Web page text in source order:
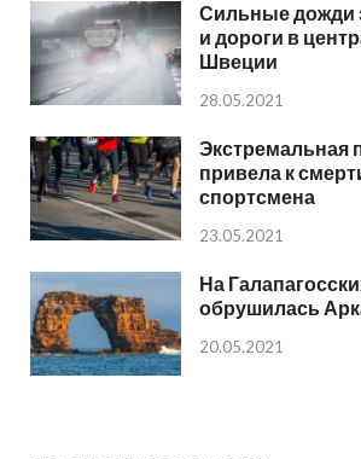
Сильные дожди
и дороги в
Швеции
28.05.2021
Экстремальная
привела к
спортсмена
23.05.2021
На
обрушилась
20.05.2021